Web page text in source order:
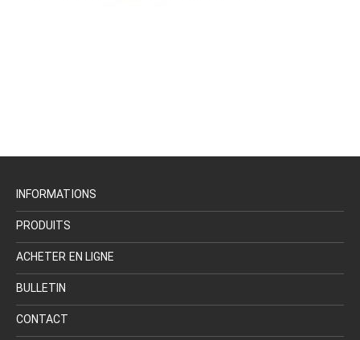
INFORMATIONS
PRODUITS
ACHETER EN LIGNE
BULLETIN
CONTACT